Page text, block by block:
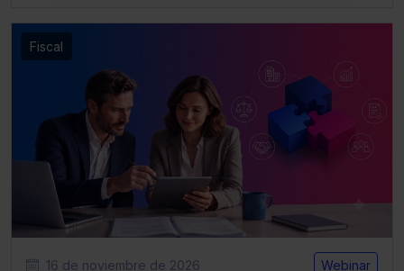
seleccionar solo aquellas que quieras permitir en tu
navegador. Si no seleccionas ninguna utilizaremos las
que sean indispensables para la navegación.
Saber más acerca de las cookies
Fiscal
16 de noviembre de 2026 Webinar